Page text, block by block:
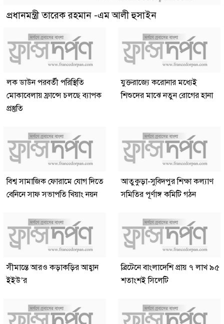
প্রধানমন্ত্রী তারেক রহমান -এম আলী হুসাইন
লক ডাউন পরবর্তী পরিস্থিতি
মোকাবেলায় ফ্রান্সে চলছে ব্যাপক
প্রস্তুতি
যুক্তরাজ্যে করোনার মধ্যেই
শিশুদের মাঝে নতুন রোগের হানা
বিশ্ব সামাজিক ফোরামে যোগ দিতে
বেনিনে সাফ সভাপতি খিয়াং নয়ন
আতুকুড়া-সুবিদপুর শিক্ষা কল্যাণ
সমিতির পূর্ণাঙ্গ কমিটি গঠন
সীমান্তে আরও কড়াকড়ির আহ্বান
ইইউ’র
ব্রিটেনে বাংলাদেশি প্রায় ৭ লাখ ৯৫
শতাংশই সিলেটি